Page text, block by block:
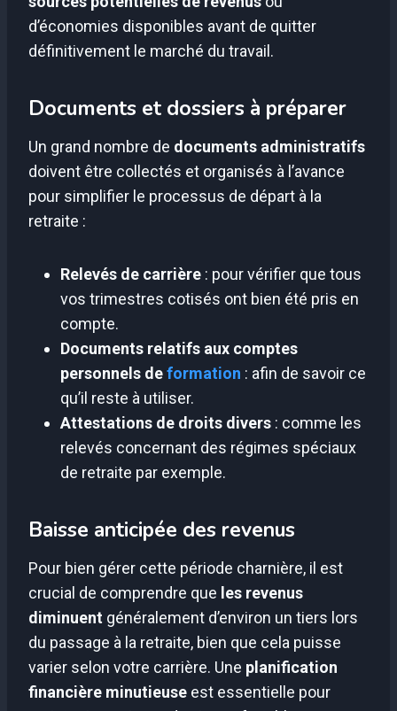
d’économies disponibles avant de quitter
définitivement le marché du travail.
Documents et dossiers à préparer
Un grand nombre de documents administratifs
doivent être collectés et organisés à l’avance
pour simplifier le processus de départ à la
retraite :
Relevés de carrière : pour vérifier que tous
vos trimestres cotisés ont bien été pris en
compte.
Documents relatifs aux comptes
personnels deformation : afin de savoir ce
qu’il reste à utiliser.
Attestations de droits divers : comme les
relevés concernant des régimes spéciaux
de retraite par exemple.
Baisse anticipée des revenus
Pour bien gérer cette période charnière, il est
crucial de comprendre que les revenus
diminuent généralement d’environ un tiers lors
du passage à la retraite, bien que cela puisse
varier selon votre carrière. Une planification
financière minutieuse est essentielle pour